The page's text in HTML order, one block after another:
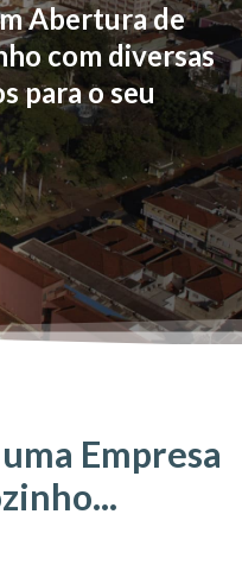
Abertura de
com diversas
para o seu
Empresa